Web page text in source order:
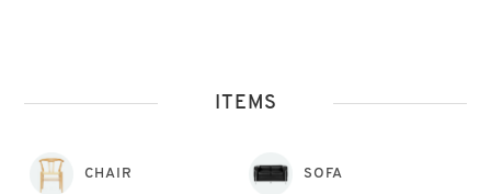
ITEMS
CHAIR SOFA